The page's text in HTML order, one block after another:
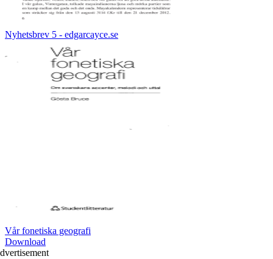
Nyhetsbrev 5 - edgarcayce.se
Vår fonetiska geografi
Download